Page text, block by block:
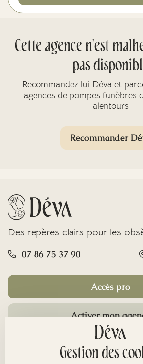
Cette agence n'est
pas
Recommandez lui Déva et
agences de pompes funèbres
alentours
Recommander
Des repères clairs pour les
07 86 75 37 90
Accès pro
Activer mon
Gestion des